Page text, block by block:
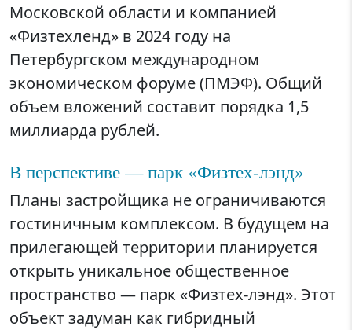
Московской области и компанией
«Физтехленд» в 2024 году на
Петербургском международном
экономическом форуме (ПМЭФ). Общий
объем вложений составит порядка 1,5
миллиарда рублей.
В перспективе — парк «Физтех-лэнд»
Планы застройщика не ограничиваются
гостиничным комплексом. В будущем на
прилегающей территории планируется
открыть уникальное общественное
пространство — парк «Физтех-лэнд». Этот
объект задуман как гибридный